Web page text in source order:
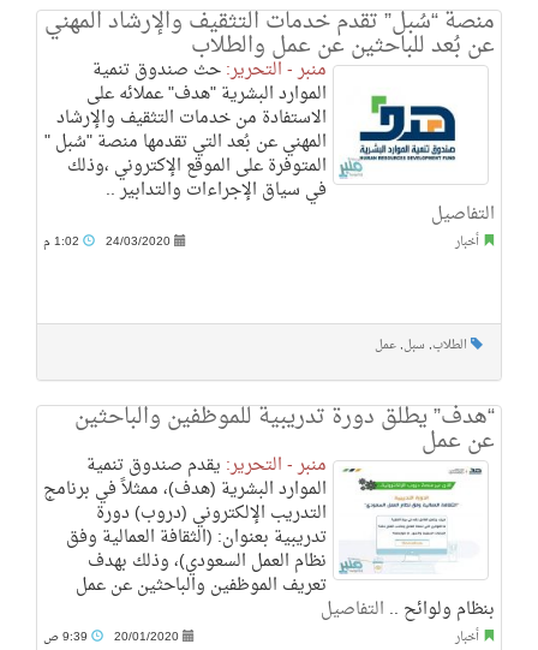
منصة “سُبل” تقدم خدمات التثقيف والإرشاد المهني
عن بُعد للباحثين عن عمل والطلاب
منبر - التحرير:حث صندوق تنمية
الموارد البشرية "هدف" عملائه على
الاستفادة من خدمات التثقيف والإرشاد
المهني عن بُعد التي تقدمها منصة "سُبل "
المتوفرة على الموقع الإكتروني ،وذلك
في سياق الإجراءات والتدابير ..
التفاصيل
أخبار 24/03/2020
الطلاب, سبل, عمل
“هدف” يطلق دورة تدريبية للموظفين والباحثين
عن عمل
منبر - التحرير: يقدم صندوق تنمية
الموارد البشرية (هدف)، ممثلاً في برنامج
التدريب الإلكتروني (دروب) دورة
تدريبية بعنوان: (الثقافة العمالية وفق
نظام العمل السعودي)، وذلك بهدف
تعريف الموظفين والباحثين عن عمل
بنظام ولوائح .. التفاصيل
أخبار 20/01/2020